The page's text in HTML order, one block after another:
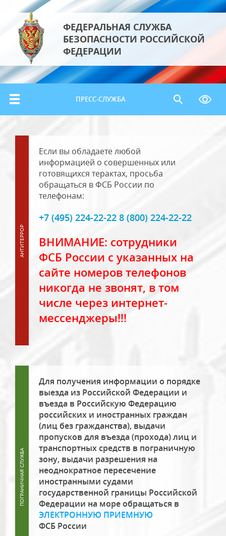
ФЕДЕРАЛЬНАЯ СЛУЖБА
БЕЗОПАСНОСТИ РОССИЙСКОЙ
ФЕДЕРАЦИИ
ПРЕСС-СЛУЖБА
Если вы обладаете любой
информацией о совершенных или
готовящихся терактах, просьба
обращаться в ФСБ России по
телефонам:
+7 (495) 224-22-22 8 (800) 224-22-22
ВНИМАНИЕ: сотрудники
ФСБ России с указанных на
сайте номеров телефонов
никогда не звонят, в том
числе через интернет-
мессенджеры!!!
Для получения информации о порядке
выезда из Российской Федерации и
въезда в Российскую Федерацию
российских и иностранных граждан
(лиц без гражданства), выдачи
пропусков для въезда (прохода) лиц и
транспортных средств в пограничную
зону, выдачи разрешения на
неоднократное пересечение
иностранными судами
государственной границы Российской
Федерации на море обращаться в
ЭЛЕКТРОННУЮ ПРИЕМНУЮ
ФСБ России